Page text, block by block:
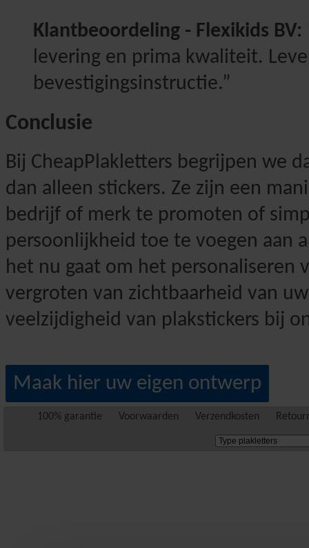
Klantbeoordeling - Flexikids BV:
levering en prima kwaliteit.
bevestigingsinstructie.”
Conclusie
Bij CheapPlakletters begrijpen we
dan alleen stickers. Ze zijn een
bedrijf of merk te promoten of
persoonlijkheid toe te voegen aan
het nu gaat om het personaliseren
vergroten van zichtbaarheid van
veelzijdigheid van plakstickers bij
Maak hier uw eigen ontwerp
100% garantie Voorwaarden Verzendkosten